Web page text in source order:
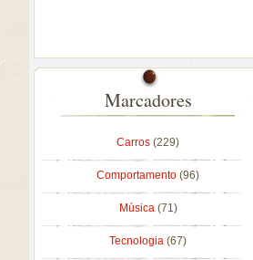
Marcadores
Carros (229)
Comportamento (96)
Música (71)
Tecnologia (67)